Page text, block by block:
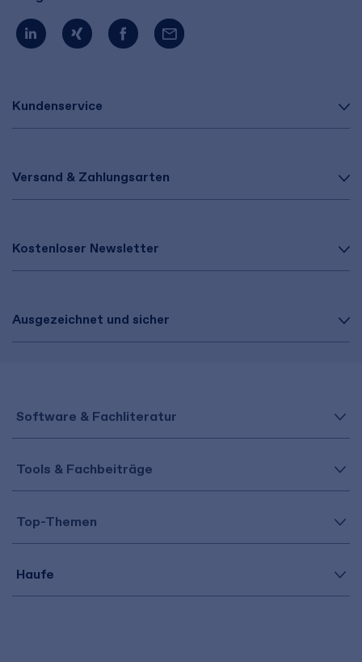
Kundenservice
Versand & Zahlungsarten
Kostenloser Newsletter
Ausgezeichnet und sicher
Software & Fachliteratur
Tools & Fachbeiträge
Top-Themen
Haufe